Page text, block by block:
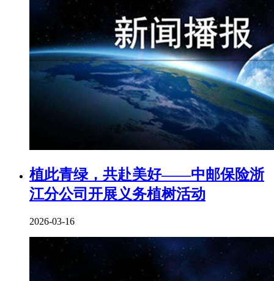
植此青绿，共赴美好——中邮保险浙
江分公司开展义务植树活动
2026-03-16